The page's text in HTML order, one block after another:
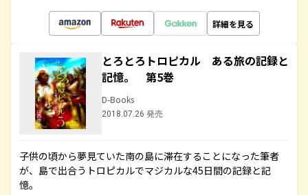
詳細を見る
とろとろトロピカル ある旅の記録と
記憶。 第5巻
D-Books
2018.07.26 発売
子供の頃から夢見ていた南の島に滞在することになった筆者
が、島で出合うトロピカルでマジカルな45日間の記録と記
憶。